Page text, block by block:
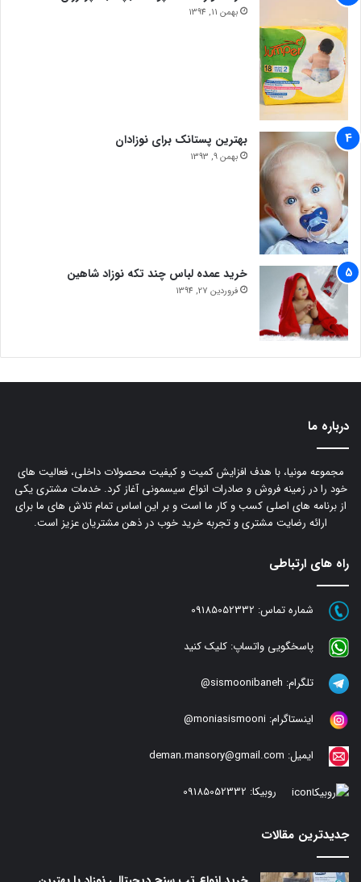
بهمن 11, 1394
بهترین پستانک برای نوزادان
بهمن 9, 1393
خرید عمده لباس چند تکه نوزاد شاهین
فروردین 27, 1394
درباره ما
مجموعه مونیا، با هدف افزایش کمیت و کیفیت محصولات داخلی، فعالیت های
خود را در زمینه فروش و صادرات انواع سیسمونی آغاز کرد. خدمات مشتری یکی
از برنامه های اصلی کسب و کار ما است و بر این اساس تمام تلاش های ما برای
ارائه رضایت مشتری و تجربه خرید خوب در ذهن مشتریان عزیز است.
راه های ارتباطی
شماره تماس: 09185052332
پاسخگویی واتساپ: کلیک کنید
تلگرام: sismoonibaneh@
اینستاگرام: moniasismooni@
ایمیل: deman.mansory@gmail.com
روبیکا: 09185052332
جدیدترین مقالات